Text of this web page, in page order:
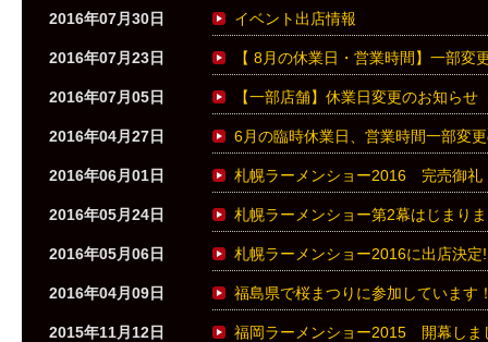
2016年07月30日 イベント出店情報
2016年07月23日 【 8月の休業日・営業時間】一部変
2016年07月05日 【一部店舗】休業日変更のお知らせ
2016年04月27日 6月の臨時休業日、営業時間一部変
2016年06月01日 札幌ラーメンショー2016 完売御礼
2016年05月24日 札幌ラーメンショー第2幕はじまり
2016年05月06日 札幌ラーメンショー2016に出店決定
2016年04月09日 福島県で桜まつりに参加しています
2015年11月12日 福岡ラーメンショー2015 開幕しま